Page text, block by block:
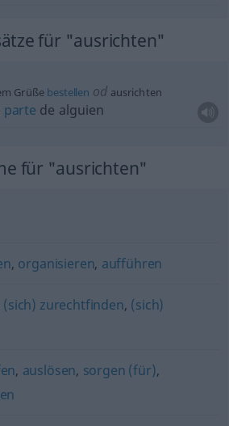
für "ausrichten"
Grüße bestellen od ausrichten
parte de alguien
für "ausrichten"
, organisieren, aufführen
(sich) zurechtfinden, (sich)
, auslösen, sorgen (für),